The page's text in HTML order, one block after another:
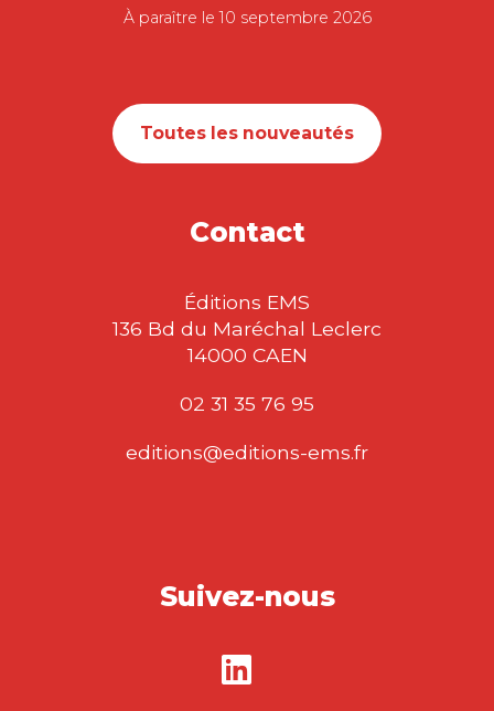
À paraître le 10 septembre 2026
Toutes les nouveautés
Contact
Éditions EMS
136 Bd du Maréchal Leclerc
14000 CAEN
02 31 35 76 95
editions@editions-ems.fr
Suivez-nous